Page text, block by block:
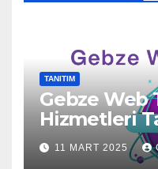
TANITIM
Gebze Web
Hizmetleri
11 MART 2025